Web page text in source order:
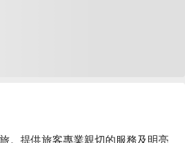
。提供旅客專業親切的服務及明亮